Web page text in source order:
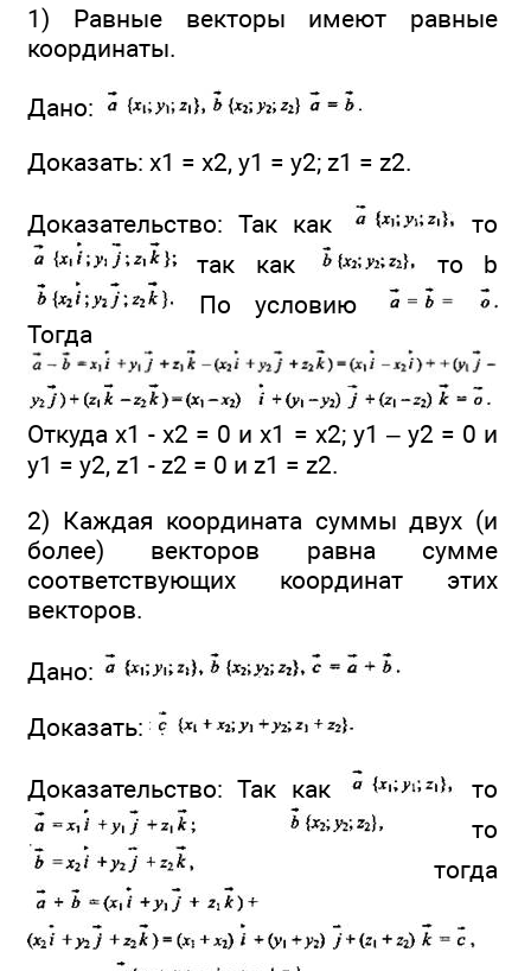
1) Равные векторы имеют равные
координаты.
Дано:
Доказать: x1 = х2, y1 = у2; z1 = z2.
Доказательство: Так как
то
так как
то b
По условию
Тогда
Откуда x1 - х2 = 0 и х1 = x2; y1 – y2 = 0 и
y1 = y2, z1 - z2 = 0 и z1 = z2.
2) Каждая координата суммы двух (и
более) векторов равна сумме
соответствующих координат этих
векторов.
Дано:
Доказать:
Доказательство: Так как
то
то
тогда